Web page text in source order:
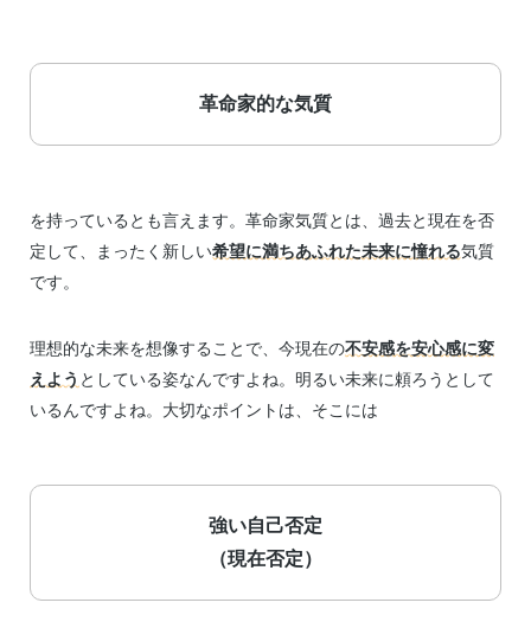
革命家的な気質
を持っているとも言えます。革命家気質とは、過去と現在を否
定して、まったく新しい希望に満ちあふれた未来に憧れる気質
です。
理想的な未来を想像することで、今現在の不安感を安心感に変
えよう としている姿なんですよね。明るい未来に頼ろうとして
いるんですよね。大切なポイントは、そこには
強い自己否定
（現在否定）